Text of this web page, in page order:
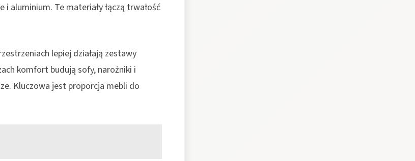
aluminium. Te materiały łączą trwałość
lepiej działają zestawy
komfort budują sofy, narożniki i
Kluczowa jest proporcja mebli do